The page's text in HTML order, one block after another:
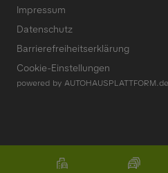
Impressum
Datenschutz
Barrierefreiheitserklärung
Cookie-Einstellungen
powered by AUTOHAUSPLATTFORM.de